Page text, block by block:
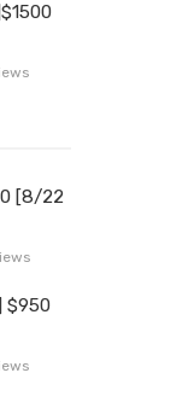
[8/22
$950